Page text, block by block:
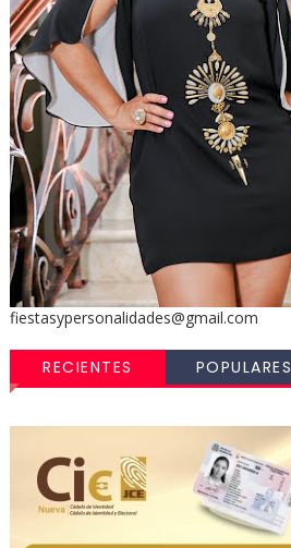
fiestasypersonalidades@gmail.com
RECIENTES POPULARES